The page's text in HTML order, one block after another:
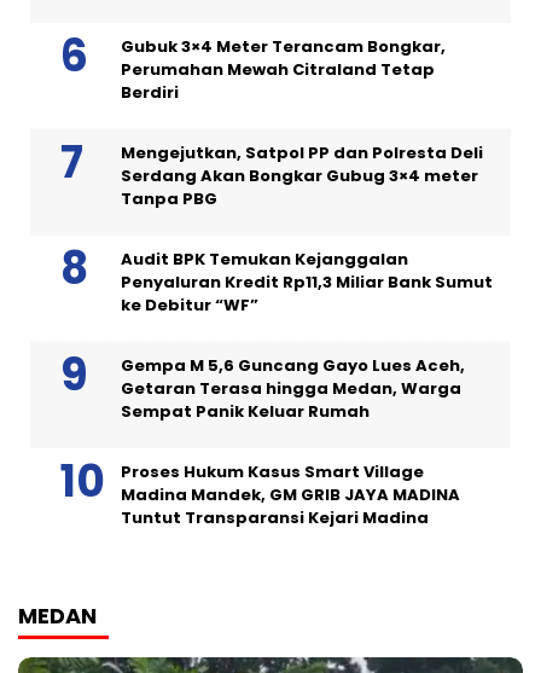
Gubuk 3×4 Meter Terancam Bongkar,
Perumahan Mewah Citraland Tetap
Berdiri
Mengejutkan, Satpol PP dan Polresta Deli
Serdang Akan Bongkar Gubug 3×4 meter
Tanpa PBG
Audit BPK Temukan Kejanggalan
Penyaluran Kredit Rp11,3 Miliar Bank Sumut
ke Debitur “WF”
Gempa M 5,6 Guncang Gayo Lues Aceh,
Getaran Terasa hingga Medan, Warga
Sempat Panik Keluar Rumah
Proses Hukum Kasus Smart Village
Madina Mandek, GM GRIB JAYA MADINA
Tuntut Transparansi Kejari Madina
MEDAN